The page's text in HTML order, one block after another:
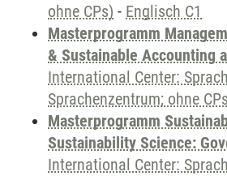
ohne CPs) - Englisch C1
Masterprogramm
& Sustainable Accounting
International Center:
Sprachenzentrum; ohne
Masterprogramm
Sustainability Science:
International Center: